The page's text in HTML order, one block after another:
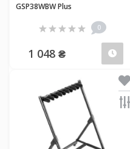
GSP38WBW Plus
0
1 048 ₴